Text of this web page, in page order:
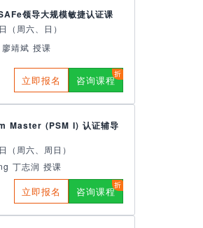
领导大规模敏捷认证课
（周六、日）
靖斌 授课
立即报名 咨询课程
Master (PSM I) 认证辅导
（周六、周日）
丁志润 授课
立即报名 咨询课程